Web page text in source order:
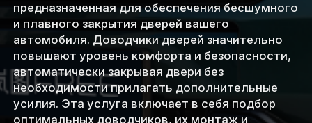
предназначенная для обеспечения бесшумного
и плавного закрытия дверей вашего
автомобиля. Доводчики дверей значительно
повышают уровень комфорта и безопасности,
автоматически закрывая двери без
необходимости прилагать дополнительные
усилия. Эта услуга включает в себя подбор
оптимальных доводчиков, их монтаж и